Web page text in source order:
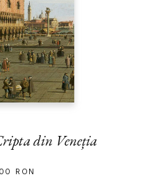
din Veneția
RON